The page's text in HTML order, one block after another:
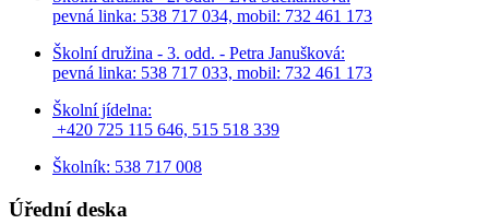
pevná linka: 538 717 034, mobil: 732 461 173
Školní družina - 3. odd. - Petra Janušková:
pevná linka: 538 717 033, mobil: 732 461 173
Školní jídelna:
+420 725 115 646, 515 518 339
Školník: 538 717 008
Úřední deska